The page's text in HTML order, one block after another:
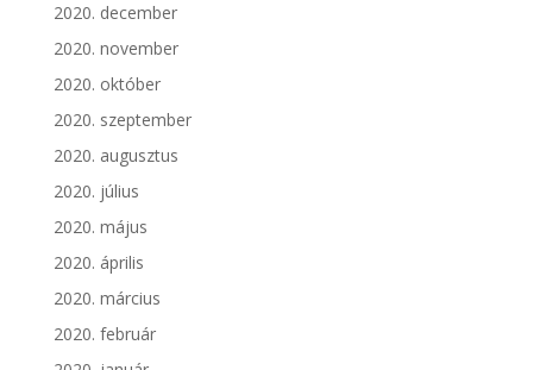
2020. december
2020. november
2020. október
2020. szeptember
2020. augusztus
2020. július
2020. május
2020. április
2020. március
2020. február